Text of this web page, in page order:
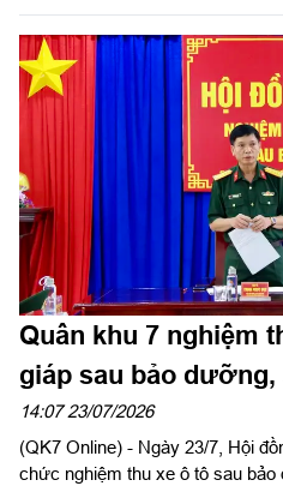
Quân khu 7 nghiệm
giáp sau bảo
năm 2026
14:07 23/07/2026
(QK7 Online) - Ngày 23/7, Hội
chức nghiệm thu xe ô tô sau